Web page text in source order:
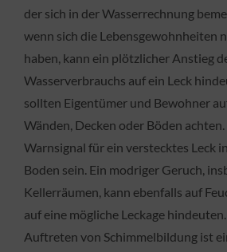
der sich in der Wasserrechnung
wenn sich die Lebensgewohnheiten
haben, kann ein plötzlicher Anstieg
Wasserverbrauchs auf ein Leck
sollten Eigentümer und Bewohner
Wänden, Decken oder Böden
Warnsignal für ein verstecktes Leck
Boden sein. Ein modriger Geruch,
Kellerräumen, kann ebenfalls auf
auf eine mögliche Leckage
Auftreten von Schimmelbildung ist